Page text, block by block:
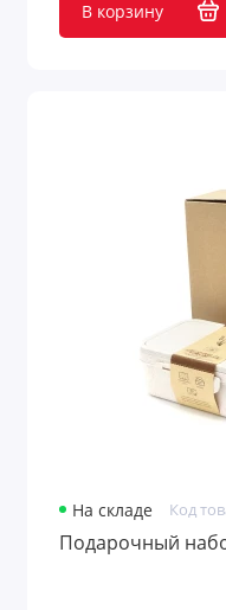
В корзину
На складе Код
Подарочный